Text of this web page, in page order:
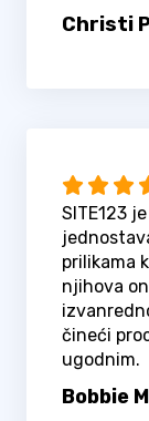
Christi
SITE123
prilikama
njihova
čineći
ugodnim.
Bobbie